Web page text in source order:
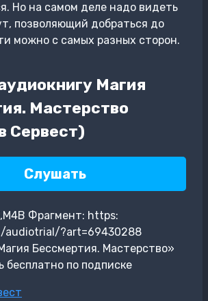
Но на самом деле надо видеть
позволяющий добраться до
можно с самых разных сторон.
Магия
Мастерство
Сервест)
Слушать
Фрагмент: https:
audiotrial/?art=69430288
Бессмертия. Мастерство»
бесплатно по подписке